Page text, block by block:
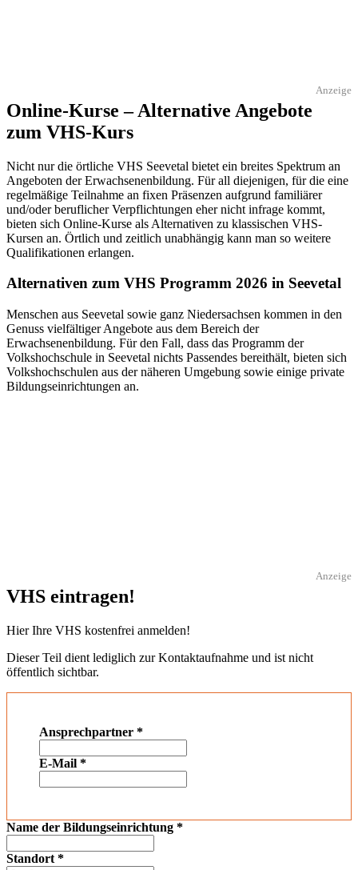
Anzeige
Online-Kurse – Alternative Angebote
zum VHS-Kurs
Nicht nur die örtliche VHS Seevetal bietet ein breites Spektrum an
Angeboten der Erwachsenenbildung. Für all diejenigen, für die eine
regelmäßige Teilnahme an fixen Präsenzen aufgrund familiärer
und/oder beruflicher Verpflichtungen eher nicht infrage kommt,
bieten sich Online-Kurse als Alternativen zu klassischen VHS-
Kursen an. Örtlich und zeitlich unabhängig kann man so weitere
Qualifikationen erlangen.
Alternativen zum VHS Programm 2026 in Seevetal
Menschen aus Seevetal sowie ganz Niedersachsen kommen in den
Genuss vielfältiger Angebote aus dem Bereich der
Erwachsenenbildung. Für den Fall, dass das Programm der
Volkshochschule in Seevetal nichts Passendes bereithält, bieten sich
Volkshochschulen aus der näheren Umgebung sowie einige private
Bildungseinrichtungen an.
Anzeige
VHS eintragen!
Hier Ihre VHS kostenfrei anmelden!
Dieser Teil dient lediglich zur Kontaktaufnahme und ist nicht
öffentlich sichtbar.
Ansprechpartner *
E-Mail *
Name der Bildungseinrichtung *
Standort *